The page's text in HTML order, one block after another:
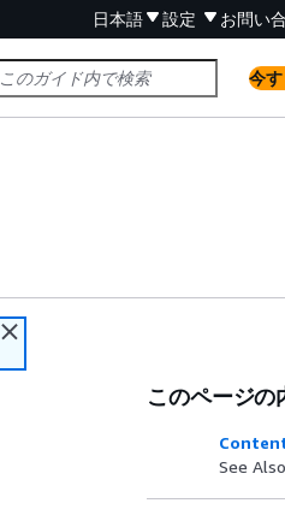
日本語 設定 お問い
今
このページの
See Also